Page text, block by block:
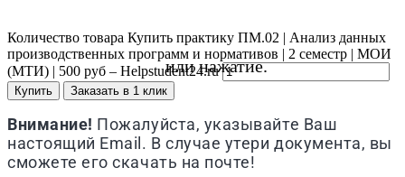
или нажатие.
Количество товара Купить практику ПМ.02 | Анализ данных
производственных программ и нормативов | 2 семестр | МОИ
(МТИ) | 500 руб – Helpstudent24.ru
Купить Заказать в 1 клик
Внимание! Пожалуйста, указывайте Ваш
настоящий Email. В случае утери документа, вы
сможете его скачать на почте!